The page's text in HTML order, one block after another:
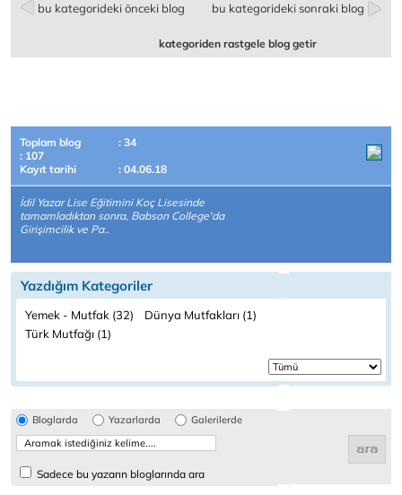
bu kategorideki önceki blog bu kategorideki sonraki blog
kategoriden rastgele blog getir
Toplam blog
: 34
: 107
Kayıt tarihi
: 04.06.18
İdil Yazar Lise Eğitimini Koç Lisesinde
tamamladıktan sonra, Babson College'da
Girişimcilik ve Pa..
Yazdığım Kategoriler
Yemek - Mutfak (32)
Dünya Mutfakları (1)
Türk Mutfağı (1)
Bloglarda Yazarlarda Galerilerde
Sadece bu yazarın bloglarında ara